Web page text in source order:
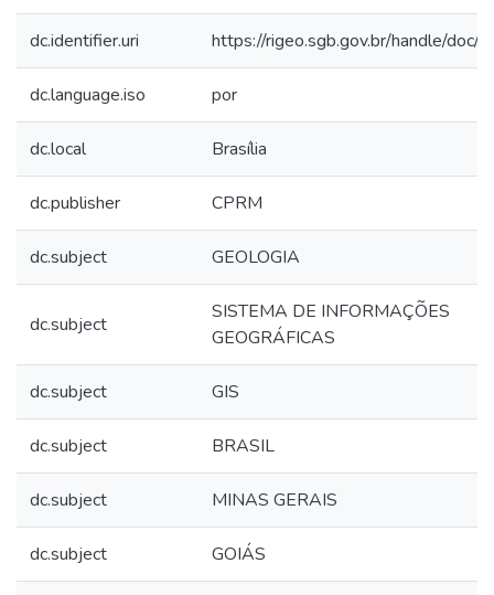
dc.identifier.uri https://rigeo.sgb.gov.br/handle/doc/
dc.language.iso por
dc.local Brasília
dc.publisher CPRM
dc.subject GEOLOGIA
dc.subject
SISTEMA DE INFORMAÇÕES
GEOGRÁFICAS
dc.subject GIS
dc.subject BRASIL
dc.subject MINAS GERAIS
dc.subject GOIÁS